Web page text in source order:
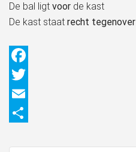
De bal ligt voor de kast
De kast staat recht tegenover
Facebook
Twitter
Email